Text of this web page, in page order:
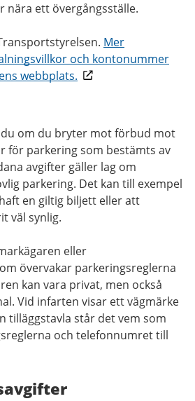
nära ett övergångsställe.
Mer
och kontonummer
webbplats.
om du bryter mot förbud mot
för parkering som bestämts av
avgifter gäller lag om
parkering. Det kan till exempel
en giltig biljett eller att
väl synlig.
eller
övervakar parkeringsreglerna
kan vara privat, men också
Vid infarten visar ett vägmärke
tilläggstavla står det vem som
och telefonnumret till